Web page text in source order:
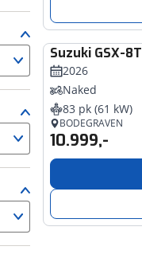
Suzuki GSX-8T
2026
Naked
83 pk (61 kW)
BODEGRAVEN
10.999,-